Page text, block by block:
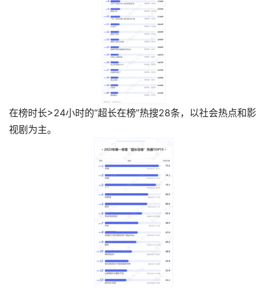
在榜时长>24小时的“超长在榜”热搜28条，以社会热点和影
视剧为主。